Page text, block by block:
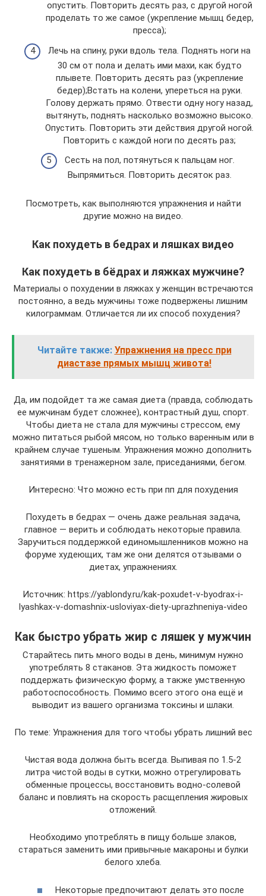
опустить. Повторить десять раз, с другой ногой
проделать то же самое (укрепление мышц бедер,
пресса);
Лечь на спину, руки вдоль тела. Поднять ноги на
30 см от пола и делать ими махи, как будто
плывете. Повторить десять раз (укрепление
бедер);Встать на колени, упереться на руки.
Голову держать прямо. Отвести одну ногу назад,
вытянуть, поднять насколько возможно высоко.
Опустить. Повторить эти действия другой ногой.
Повторить с каждой ноги по десять раз;
Сесть на пол, потянуться к пальцам ног.
Выпрямиться. Повторить десяток раз.
Посмотреть, как выполняются упражнения и найти
другие можно на видео.
Как похудеть в бедрах и ляшках видео
Как похудеть в бёдрах и ляжках мужчине?
Материалы о похудении в ляжках у женщин встречаются
постоянно, а ведь мужчины тоже подвержены лишним
килограммам. Отличается ли их способ похудения?
Читайте также: Упражнения на пресс при
диастазе прямых мышц живота!
Да, им подойдет та же самая диета (правда, соблюдать
ее мужчинам будет сложнее), контрастный душ, спорт.
Чтобы диета не стала для мужчины стрессом, ему
можно питаться рыбой мясом, но только варенным или в
крайнем случае тушеным. Упражнения можно дополнить
занятиями в тренажерном зале, приседаниями, бегом.
Интересно: Что можно есть при пп для похудения
Похудеть в бедрах — очень даже реальная задача,
главное — верить и соблюдать некоторые правила.
Заручиться поддержкой единомышленников можно на
форуме худеющих, там же они делятся отзывами о
диетах, упражнениях.
Источник: https://yablondy.ru/kak-poxudet-v-byodrax-i-
lyashkax-v-domashnix-usloviyax-diety-uprazhneniya-video
Как быстро убрать жир с ляшек у мужчин
Старайтесь пить много воды в день, минимум нужно
употреблять 8 стаканов. Эта жидкость поможет
поддержать физическую форму, а также умственную
работоспособность. Помимо всего этого она ещё и
выводит из вашего организма токсины и шлаки.
По теме: Упражнения для того чтобы убрать лишний вес
Чистая вода должна быть всегда. Выпивая по 1.5-2
литра чистой воды в сутки, можно отрегулировать
обменные процессы, восстановить водно-солевой
баланс и повлиять на скорость расщепления жировых
отложений.
Необходимо употреблять в пищу больше злаков,
стараться заменить ими привычные макароны и булки
белого хлеба.
Некоторые предпочитают делать это после